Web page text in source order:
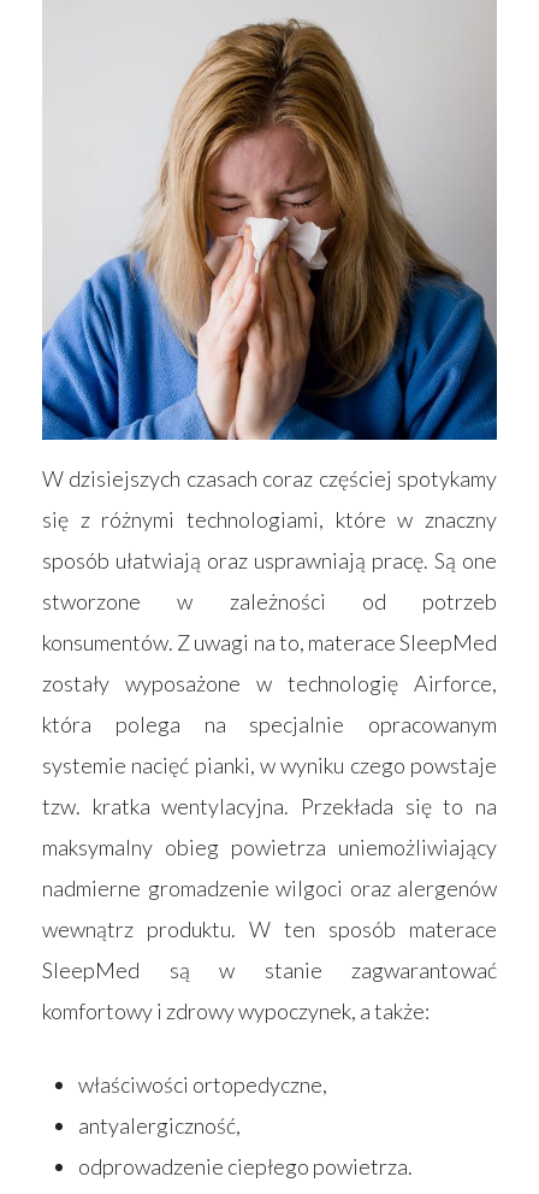
W dzisiejszych czasach coraz częściej spotykamy
się z różnymi technologiami, które w znaczny
sposób ułatwiają oraz usprawniają pracę. Są one
stworzone w zależności od potrzeb
konsumentów. Z uwagi na to, materace SleepMed
zostały wyposażone w technologię Airforce,
która polega na specjalnie opracowanym
systemie nacięć pianki, w wyniku czego powstaje
tzw. kratka wentylacyjna. Przekłada się to na
maksymalny obieg powietrza uniemożliwiający
nadmierne gromadzenie wilgoci oraz alergenów
wewnątrz produktu. W ten sposób materace
SleepMed są w stanie zagwarantować
komfortowy i zdrowy wypoczynek, a także:
właściwości ortopedyczne,
antyalergiczność,
odprowadzenie ciepłego powietrza.